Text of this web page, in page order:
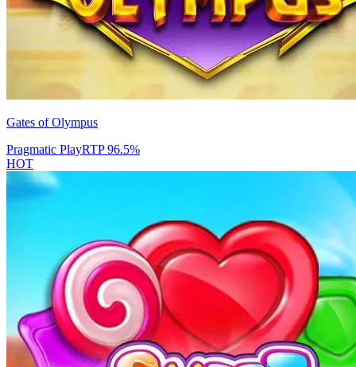
Gates of Olympus
Pragmatic PlayRTP96.5%
HOT